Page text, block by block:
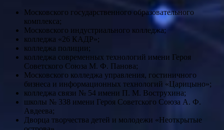
Московского государственного образовательного
комплекса;
Московского индустриального колледжа;
колледжа «26 КАДР»;
колледжа полиции;
колледжа современных технологий имени Героя
Советского Союза М. Ф. Панова;
Московского колледжа управления, гостиничного
бизнеса и информационных технологий «Царицыно»;
колледжа связи № 54 имени П. М. Вострухина;
школы № 338 имени Героя Советского Союза А. Ф.
Авдеева;
Дворца творчества детей и молодежи «Неоткрытые